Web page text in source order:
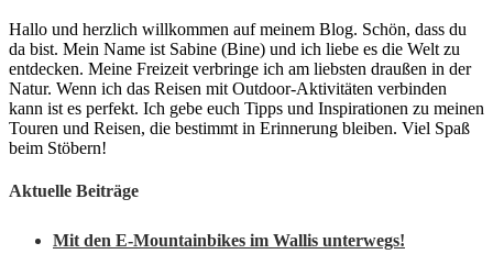
Hallo und herzlich willkommen auf meinem Blog. Schön, dass du
da bist. Mein Name ist Sabine (Bine) und ich liebe es die Welt zu
entdecken. Meine Freizeit verbringe ich am liebsten draußen in der
Natur. Wenn ich das Reisen mit Outdoor-Aktivitäten verbinden
kann ist es perfekt. Ich gebe euch Tipps und Inspirationen zu meinen
Touren und Reisen, die bestimmt in Erinnerung bleiben. Viel Spaß
beim Stöbern!
Aktuelle Beiträge
Mit den E-Mountainbikes im Wallis unterwegs!